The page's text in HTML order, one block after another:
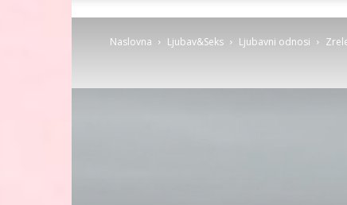
Naslovna Ljubav&Seks Ljubavni odnosi